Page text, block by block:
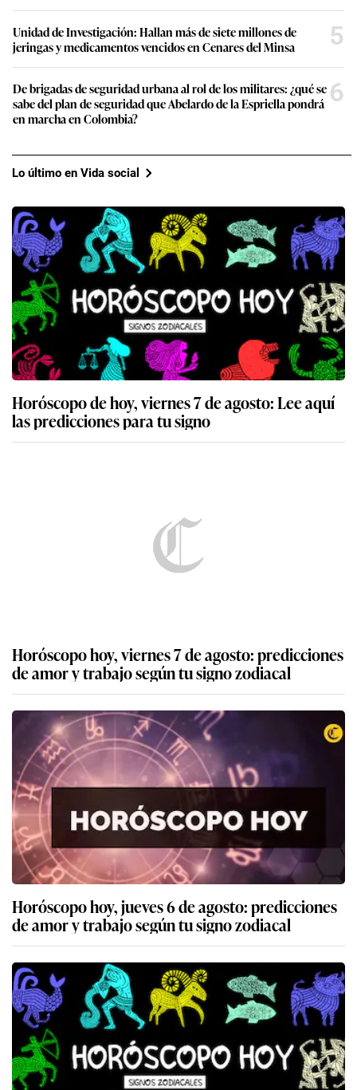
Unidad de Investigación: Hallan más de siete millones de
jeringas y medicamentos vencidos en Cenares del Minsa
5
De brigadas de seguridad urbana al rol de los militares: ¿qué se
sabe del plan de seguridad que Abelardo de la Espriella pondrá
en marcha en Colombia?
6
Lo último en Vida social
Horóscopo de hoy, viernes 7 de agosto: Lee aquí
las predicciones para tu signo
Horóscopo hoy, viernes 7 de agosto: predicciones
de amor y trabajo según tu signo zodiacal
Horóscopo hoy, jueves 6 de agosto: predicciones
de amor y trabajo según tu signo zodiacal